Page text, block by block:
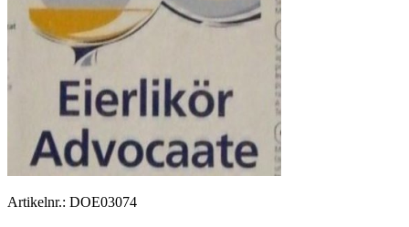
Artikelnr.: DOE03074